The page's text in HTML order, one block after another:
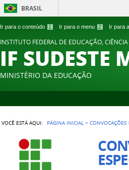
Ir para o conteúdo 1 Ir para o menu 2 Ir para
BRASIL
INSTITUTO FEDERAL DE EDUCAÇÃO,
IF SUDESTE
MINISTÉRIO DA EDUCAÇÃO
VOCÊ ESTÁ AQUI: PÁGINA INICIAL >CONVOCAÇÕES